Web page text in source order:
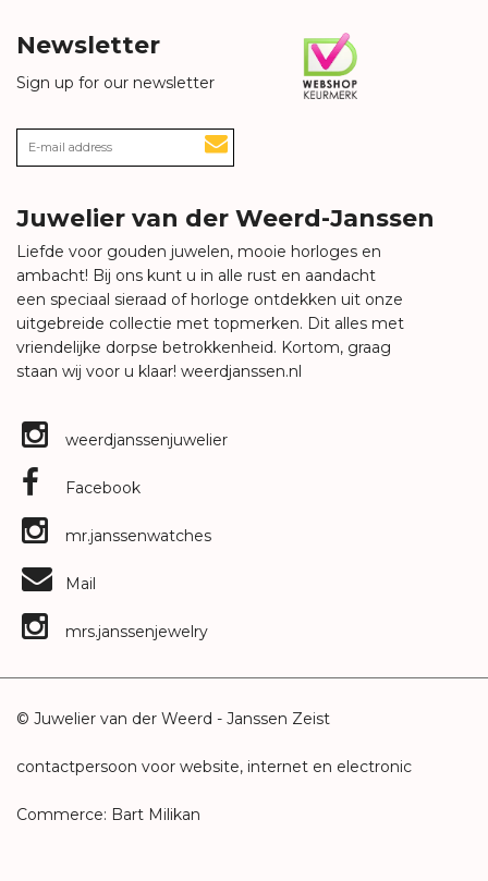
Newsletter
Sign up for our newsletter
Juwelier van der Weerd-Janssen
Liefde voor gouden juwelen, mooie horloges en
ambacht! Bij ons kunt u in alle rust en aandacht
een speciaal sieraad of horloge ontdekken uit onze
uitgebreide collectie met topmerken. Dit alles met
vriendelijke dorpse betrokkenheid. Kortom, graag
staan wij voor u klaar! weerdjanssen.nl
weerdjanssenjuwelier
Facebook
mr.janssenwatches
Mail
mrs.janssenjewelry
© Juwelier van der Weerd - Janssen Zeist
contactpersoon voor website, internet en electronic
Commerce: Bart Milikan